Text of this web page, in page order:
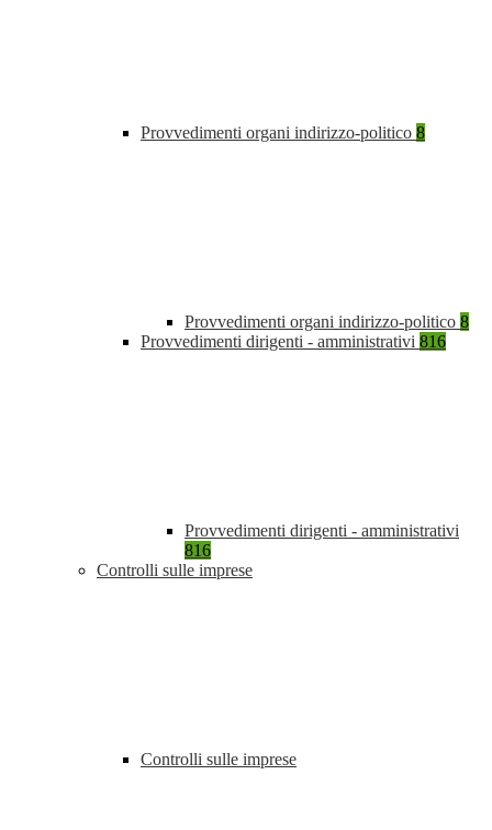
Provvedimenti organi indirizzo-politico 8
Provvedimenti organi indirizzo-politico 8
Provvedimenti dirigenti - amministrativi 816
Provvedimenti dirigenti - amministrativi
816
Controlli sulle imprese
Controlli sulle imprese